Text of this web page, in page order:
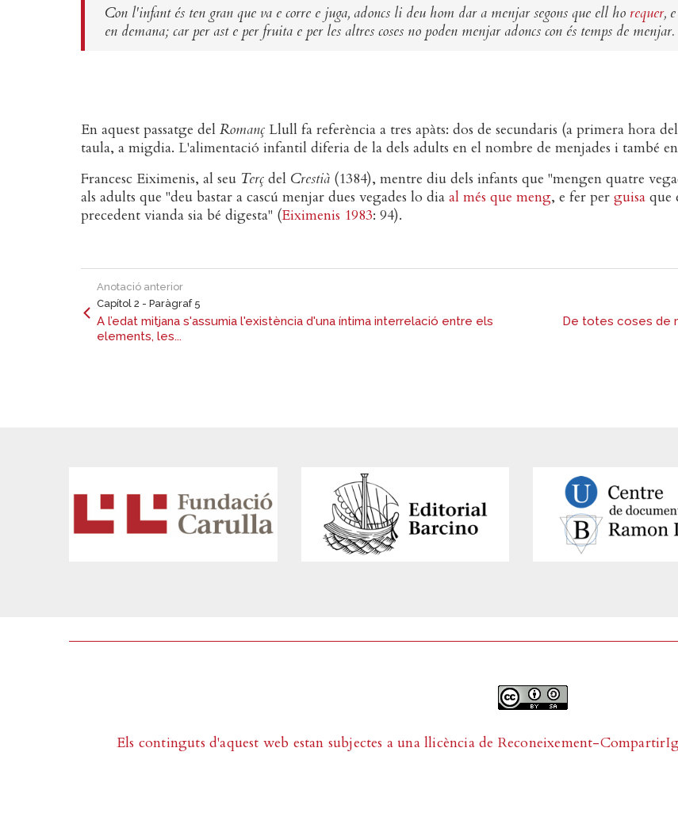
Con l'infant és ten gran que va e corre e juga, adoncs li deu hom dar a menjar segons que ell ho requer,
en demana; car per ast e per fruita e per les altres coses no poden menjar adoncs con és temps de menjar.
En aquest passatge del Romanç Llull fa referència a tres apàts: dos de secundaris (a primera hora
taula, a migdia. L'alimentació infantil diferia de la dels adults en el nombre de menjades i també
Francesc Eiximenis, al seu Terç del Crestià (1384), mentre diu dels infants que "mengen quatre
als adults que "deu bastar a cascú menjar dues vegades lo dia al més que meng, e fer per guisa que
precedent vianda sia bé digesta" (Eiximenis 1983: 94).
Anotació anterior
Capítol 2 - Paràgraf 5
A l’edat mitjana s'assumia l'existència d'una íntima interrelació entre els
elements, les...
De totes coses de
Els continguts d'aquest web estan subjectes a una llicència de Reconeixement-